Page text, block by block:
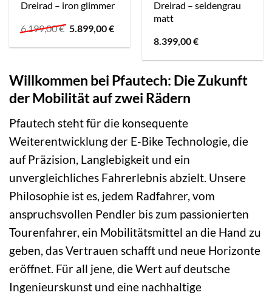
Dreirad – iron glimmer
6.199,00€ Ursprünglicher
war:
5.899,00€Aktueller
ist:
Dreirad – seidengrau
matt
8.399,00€
Willkommen bei Pfautech: Die Zukunft
der Mobilität auf zwei Rädern
Pfautech steht für die konsequente
Weiterentwicklung der E-Bike Technologie, die
auf Präzision, Langlebigkeit und ein
unvergleichliches Fahrerlebnis abzielt. Unsere
Philosophie ist es, jedem Radfahrer, vom
anspruchsvollen Pendler bis zum passionierten
Tourenfahrer, ein Mobilitätsmittel an die Hand zu
geben, das Vertrauen schafft und neue Horizonte
eröffnet. Für all jene, die Wert auf deutsche
Ingenieurskunst und eine nachhaltige